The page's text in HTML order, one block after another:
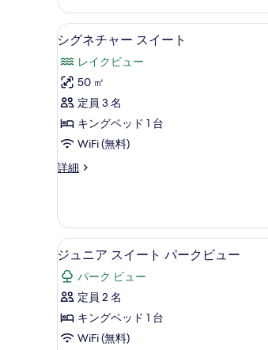
を
表
示
す
る
詳
細
シ
ネ
チ
ャ
ー
イ
ト
の
す
べ
て
の
写
シグネチ
6
シグネチャー スイート
レイクビュー
50 ㎡
定員 3 名
キングベッド 1 台
WiFi (無料)
詳細
シ
ャ
ー
ス
イ
ー
ト
詳
細
ジ
ュ
ニ
ア
ス
高級寝具
4
ジュニア スイート パークビュー
パーク ビュー
定員 2 名
キングベッド 1 台
WiFi (無料)